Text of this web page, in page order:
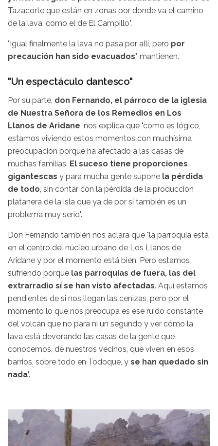
Tazacorte que están en zonas por donde va el camino
de la lava, como el de El Campillo".
"Igual finalmente la lava no pasa por allí, pero por
precaución han sido evacuados", mantienen.
"Un espectáculo dantesco"
Por su parte, don Fernando, el párroco de la iglesia
de Nuestra Señora de los Remedios en Los
Llanos de Aridane , nos explica que "como es lógico,
estamos viviendo estos momentos con muchísima
preocupación porque ha afectado a las casas de
muchas familias. El suceso tiene proporciones
gigantescas y para mucha gente supone la pérdida
de todo , sin contar con la pérdida de la producción
platanera de la isla que ya de por sí también es un
problema muy serio".
Don Fernando también nos aclara que "la parroquia está
en el centro del núcleo urbano de Los Llanos de
Aridane y por el momento está bien. Pero estamos
sufriendo porque las parroquias de fuera, las del
extrarradio sí se han visto afectadas. Aquí estamos
pendientes de si nos llegan las cenizas, pero por el
momento lo que nos preocupa es ese ruido constante
del volcán que no para ni un segundo y ver cómo la
lava está devorando las casas de la gente que
conocemos, de nuestros vecinos, que viven en esos
barrios, sobre todo en Todoque, y se han quedado sin
nada".